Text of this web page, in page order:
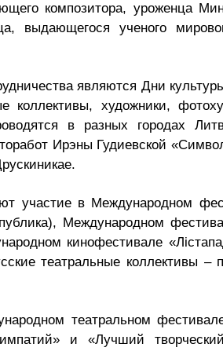
композитора, уроженца
ученого
являются Дни
коллективы, художники,
в разных городах
Ирэны Гудиевской
участие в Международном
Международном
кинофестивале
театральные коллективы –
театральном
и «Лучший